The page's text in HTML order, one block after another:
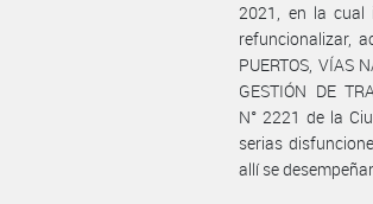
2021, en la cual
refuncionalizar,
PUERTOS, VÍAS
GESTIÓN DE
N° 2221 de la
serias
allí se